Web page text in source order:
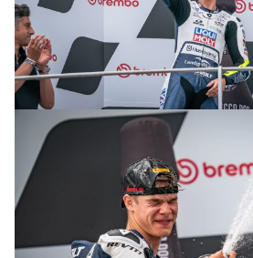
© R.Lekl & S.Wobser